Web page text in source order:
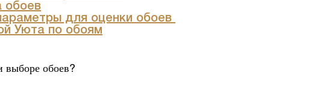
обоев
для оценки обоев
Уюта по обоям
обоев?